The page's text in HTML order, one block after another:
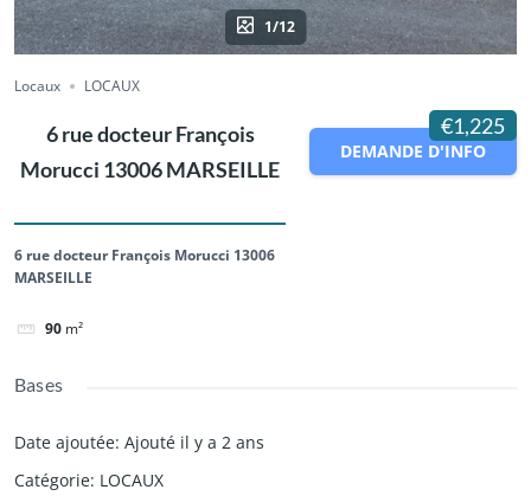
1/12
Locaux LOCAUX
6 rue docteur François
Morucci 13006 MARSEILLE
6 rue docteur François Morucci 13006
MARSEILLE
90 m²
€1,225
DEMANDE D'INFO
Bases
Date ajoutée: Ajouté il y a 2 ans
Catégorie: LOCAUX